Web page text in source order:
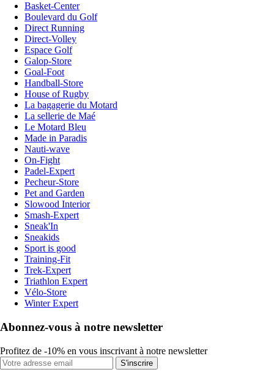
Basket-Center
Boulevard du Golf
Direct Running
Direct-Volley
Espace Golf
Galop-Store
Goal-Foot
Handball-Store
House of Rugby
La bagagerie du Motard
La sellerie de Maé
Le Motard Bleu
Made in Paradis
Nauti-wave
On-Fight
Padel-Expert
Pecheur-Store
Pet and Garden
Slowood Interior
Smash-Expert
Sneak'In
Sneakids
Sport is good
Training-Fit
Trek-Expert
Triathlon Expert
Vélo-Store
Winter Expert
Abonnez-vous à notre newsletter
Profitez de -10% en vous inscrivant à notre newsletter
S'inscrire